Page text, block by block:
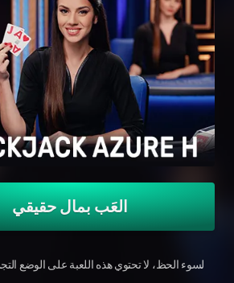
العَب بمال حقيقي
لسوء الحظ، لا تحتوي هذه اللعبة على الوضع